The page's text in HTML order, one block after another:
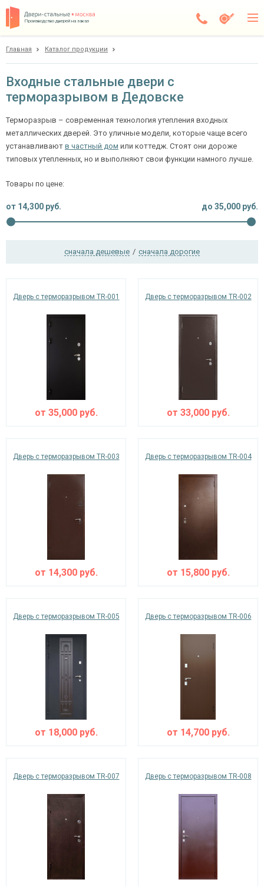
Производство дверей на заказ
Доставка
Установка
Галерея
Контакты
+7 (495) 409-24-70
Главная Каталог продукции
Входные стальные двери с
терморазрывом в Дедовске
Терморазрыв – современная технология утепления входных
металлических дверей. Это уличные модели, которые чаще всего
устанавливают в частный дом или коттедж. Стоят они дороже
типовых утепленных, но и выполняют свои функции намного лучше.
Товары по цене:
от 14,300 руб. до 35,000 руб.
сначала дешевые / сначала дорогие
Дверь с терморазрывом TR-001
от 35,000руб.
Дверь с терморазрывом TR-002
от 33,000руб.
Дверь с терморазрывом TR-003
от 14,300руб.
Дверь с терморазрывом TR-004
от 15,800руб.
Дверь с терморазрывом TR-005
от 18,000руб.
Дверь с терморазрывом TR-006
от 14,700руб.
Дверь с терморазрывом TR-007 Дверь с терморазрывом TR-008